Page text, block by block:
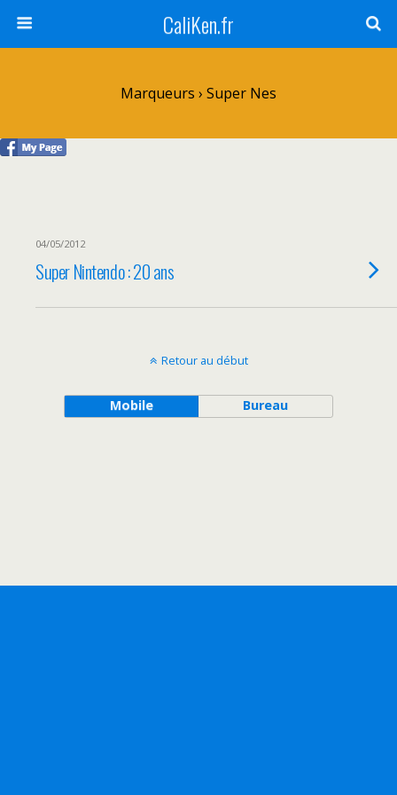
CaliKen.fr
Marqueurs › Super Nes
04/05/2012
Super Nintendo : 20 ans
Retour au début
Mobile Bureau